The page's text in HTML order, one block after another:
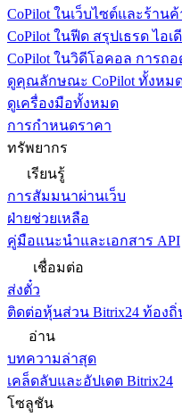
CoPilot ในเว็บไซต์และร้านค้
CoPilot ในฟีด สรุปเธรด ไอ
CoPilot ในวิดีโอคอล การถ
ดูคุณลักษณะ CoPilot ทั้งหม
ดูเครื่องมือทั้งหมด
การกำหนดราคา
ทรัพยากร
เรียนรู้
การสัมมนาผ่านเว็บ
ฝ่ายช่วยเหลือ
คู่มือแนะนำและเอกสาร API
เชื่อมต่อ
ส่งตั๋ว
ติดต่อหุ้นส่วน Bitrix24 ท้องถิ่
อ่าน
บทความล่าสุด
เคล็ดลับและอัปเดต Bitrix24
โซลูชัน